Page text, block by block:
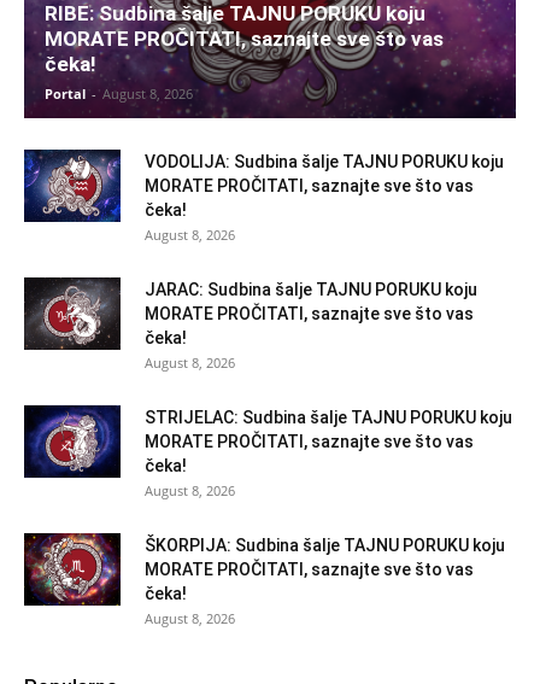
RIBE: Sudbina šalje TAJNU PORUKU koju
MORATE PROČITATI, saznajte sve što vas
čeka!
Portal - August 8, 2026
VODOLIJA: Sudbina šalje TAJNU PORUKU koju
MORATE PROČITATI, saznajte sve što vas
čeka!
August 8, 2026
JARAC: Sudbina šalje TAJNU PORUKU koju
MORATE PROČITATI, saznajte sve što vas
čeka!
August 8, 2026
STRIJELAC: Sudbina šalje TAJNU PORUKU koju
MORATE PROČITATI, saznajte sve što vas
čeka!
August 8, 2026
ŠKORPIJA: Sudbina šalje TAJNU PORUKU koju
MORATE PROČITATI, saznajte sve što vas
čeka!
August 8, 2026